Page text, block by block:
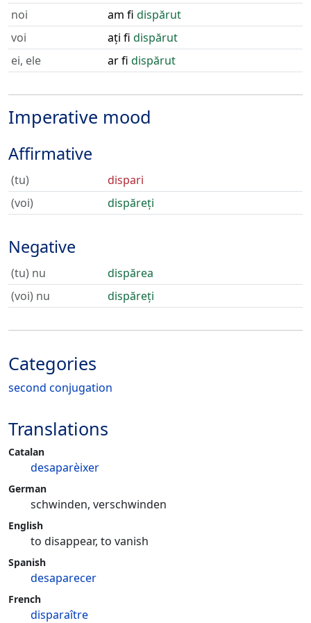
noi
am fi dispărut
voi
ați fi dispărut
ei, ele
ar fi dispărut
Imperative mood
Affirmative
(tu)
dispari
(voi)
dispăreți
Negative
(tu) nu
dispărea
(voi) nu
dispăreți
Categories
second conjugation
Translations
Catalan
desaparèixer
German
schwinden, verschwinden
English
to disappear, to vanish
Spanish
desaparecer
French
disparaître